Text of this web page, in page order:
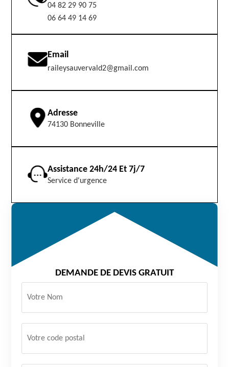
04 82 29 90 75
06 64 49 14 69
Email
raileysauvervald2@gmail.com
Adresse
74130 Bonneville
Assistance 24h/24 Et 7j/7
Service d'urgence
DEMANDE DE DEVIS GRATUIT